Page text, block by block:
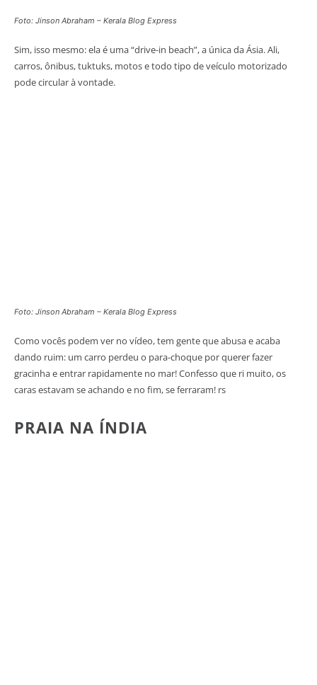
Foto: Jinson Abraham – Kerala Blog Express
Sim, isso mesmo: ela é uma “drive-in beach”, a única da Ásia. Ali,
carros, ônibus, tuktuks, motos e todo tipo de veículo motorizado
pode circular à vontade.
Foto: Jinson Abraham – Kerala Blog Express
Como vocês podem ver no vídeo, tem gente que abusa e acaba
dando ruim: um carro perdeu o para-choque por querer fazer
gracinha e entrar rapidamente no mar! Confesso que ri muito, os
caras estavam se achando e no fim, se ferraram! rs
PRAIA NA ÍNDIA